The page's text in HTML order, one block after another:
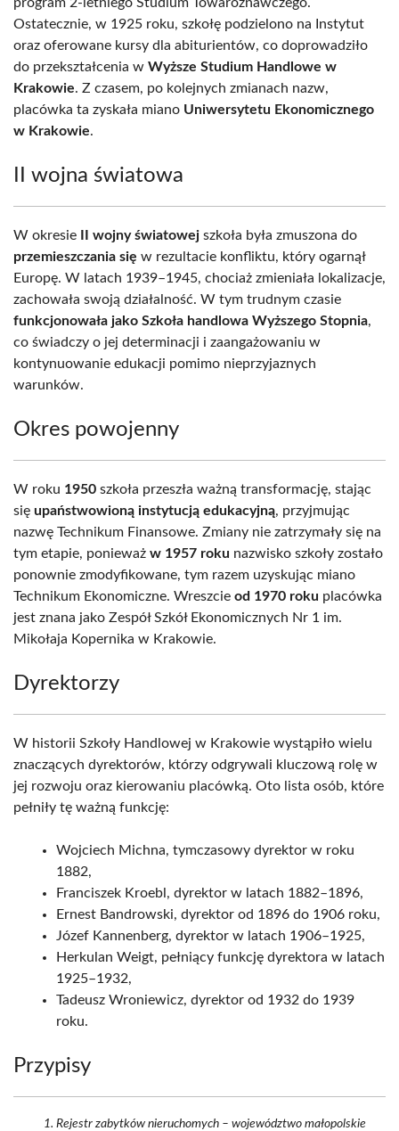
Ostatecznie, w 1925 roku, szkołę podzielono na Instytut
oraz oferowane kursy dla abiturientów, co doprowadziło
do przekształcenia w Wyższe Studium Handlowe w
Krakowie. Z czasem, po kolejnych zmianach nazw,
placówka ta zyskała miano Uniwersytetu Ekonomicznego
w Krakowie.
II wojna światowa
W okresie II wojny światowej szkoła była zmuszona do
przemieszczania się w rezultacie konfliktu, który ogarnął
Europę. W latach 1939–1945, chociaż zmieniała lokalizacje,
zachowała swoją działalność. W tym trudnym czasie
funkcjonowała jako Szkoła handlowa Wyższego Stopnia,
co świadczy o jej determinacji i zaangażowaniu w
kontynuowanie edukacji pomimo nieprzyjaznych
warunków.
Okres powojenny
W roku 1950 szkoła przeszła ważną transformację, stając
się upaństwowioną instytucją edukacyjną, przyjmując
nazwę Technikum Finansowe. Zmiany nie zatrzymały się na
tym etapie, ponieważ w 1957 roku nazwisko szkoły zostało
ponownie zmodyfikowane, tym razem uzyskując miano
Technikum Ekonomiczne. Wreszcie od 1970 roku placówka
jest znana jako Zespół Szkół Ekonomicznych Nr 1 im.
Mikołaja Kopernika w Krakowie.
Dyrektorzy
W historii Szkoły Handlowej w Krakowie wystąpiło wielu
znaczących dyrektorów, którzy odgrywali kluczową rolę w
jej rozwoju oraz kierowaniu placówką. Oto lista osób, które
pełniły tę ważną funkcję:
Wojciech Michna, tymczasowy dyrektor w roku
1882,
Franciszek Kroebl, dyrektor w latach 1882–1896,
Ernest Bandrowski, dyrektor od 1896 do 1906 roku,
Józef Kannenberg, dyrektor w latach 1906–1925,
Herkulan Weigt, pełniący funkcję dyrektora w latach
1925–1932,
Tadeusz Wroniewicz, dyrektor od 1932 do 1939
roku.
Przypisy
Rejestr zabytków nieruchomych – województwo małopolskie